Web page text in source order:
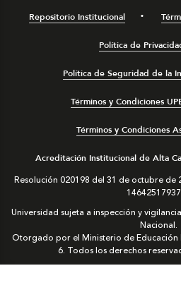
Repositorio Institucional
Política de
Política de Seguridad de la
Términos y Condiciones
Términos y Condiciones
Acreditación Institucional de Alta
Resolución 020198 del 31 de octubre
Universidad sujeta a inspección y
Nacional.
Otorgado por el Ministerio de Educación
6. Todos los derechos